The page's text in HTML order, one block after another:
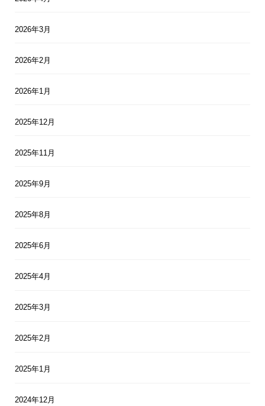
2026年3月
2026年2月
2026年1月
2025年12月
2025年11月
2025年9月
2025年8月
2025年6月
2025年4月
2025年3月
2025年2月
2025年1月
2024年12月